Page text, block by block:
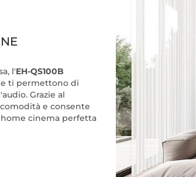
l'EH-QS100B
ti permettono di
Grazie al
e consente
cinema perfetta